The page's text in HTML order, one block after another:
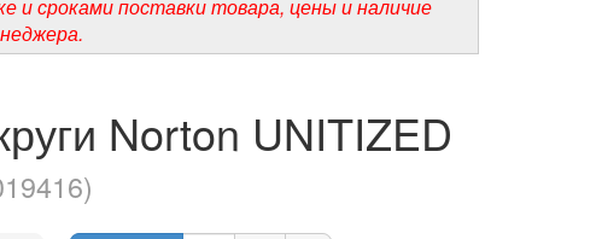
и сроками поставки товара, цены и наличие
Norton UNITIZED